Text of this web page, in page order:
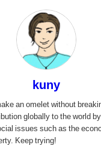
kuny
an omelet without
globally to the world
issues such as the
Keep trying!